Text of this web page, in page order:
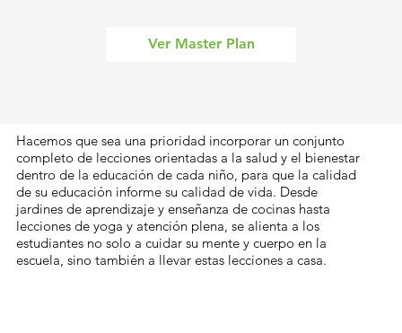
Hacemos que sea una prioridad incorporar un conjunto
completo de lecciones orientadas a la salud y el bienestar
dentro de la educación de cada niño, para que la calidad
de su educación informe su calidad de vida. Desde
jardines de aprendizaje y enseñanza de cocinas hasta
lecciones de yoga y atención plena, se alienta a los
estudiantes no solo a cuidar su mente y cuerpo en la
escuela, sino también a llevar estas lecciones a casa.
Ver Master Plan